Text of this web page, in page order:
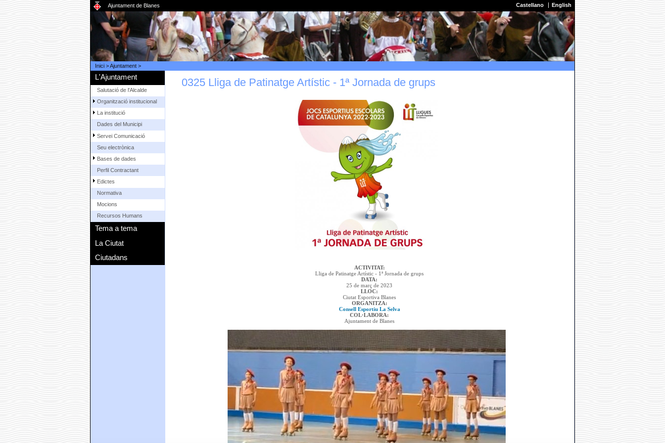
Ajuntament de Blanes Castellano English
Inici>Ajuntament>
L'Ajuntament
Salutació de l'Alcalde
Organització institucional
La institució
Dades del Municipi
Servei Comunicació
Seu electrònica
Bases de dades
Perfil Contractant
Edictes
Normativa
Mocions
Recursos Humans
Tema a tema
La Ciutat
Ciutadans
0325 Lliga de Patinatge Artístic - 1ª Jornada de grups
ACTIVITAT:
Lliga de Patinatge Artístic - 1ª Jornada de grups
DATA:
25 de març de 2023
LLOC:
Ciutat Esportiva Blanes
ORGANITZA:
Consell Esportiu La Selva
COL·LABORA:
Ajuntament de Blanes